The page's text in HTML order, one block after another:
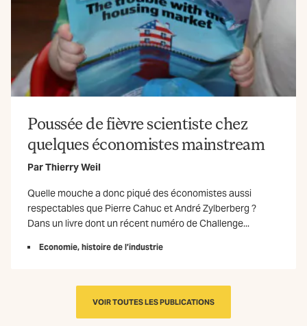
Poussée de fièvre scientiste chez
quelques économistes mainstream
ParThierry Weil
Quelle mouche a donc piqué des économistes aussi
respectables que Pierre Cahuc et André Zylberberg ?
Dans un livre dont un récent numéro de Challenge...
Economie, histoire de l’industrie
VOIR TOUTES LES PUBLICATIONS